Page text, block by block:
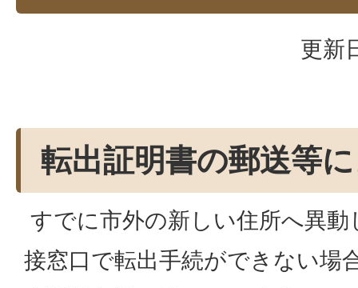
更新
転出証明書の郵送等
すでに市外の新しい住所へ異
接窓口で転出手続ができない場